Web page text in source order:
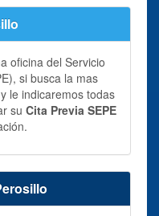
oficina del Servicio
si busca la mas
le indicaremos todas
su Cita Previa SEPE